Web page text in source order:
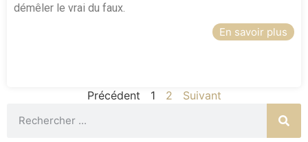
démêler le vrai du faux.
En savoir plus
Précédent 1 2 Suivant